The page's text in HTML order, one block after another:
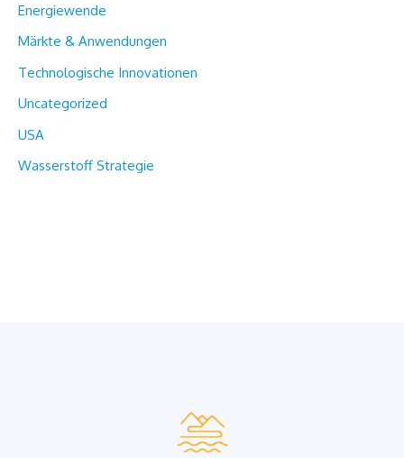
Energiewende
Märkte & Anwendungen
Technologische Innovationen
Uncategorized
USA
Wasserstoff Strategie